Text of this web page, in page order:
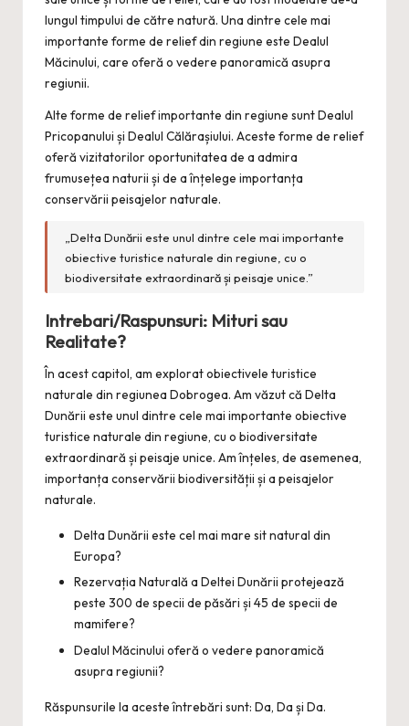
lungul timpului de către natură. Una dintre cele mai
importante forme de relief din regiune este Dealul
Măcinului, care oferă o vedere panoramică asupra
regiunii.
Alte forme de relief importante din regiune sunt Dealul
Pricopanului și Dealul Călărașiului. Aceste forme de relief
oferă vizitatorilor oportunitatea de a admira
frumusețea naturii și de a înțelege importanța
conservării peisajelor naturale.
„Delta Dunării este unul dintre cele mai importante
obiective turistice naturale din regiune, cu o
biodiversitate extraordinară și peisaje unice.”
Intrebari/Raspunsuri: Mituri sau
Realitate?
În acest capitol, am explorat obiectivele turistice
naturale din regiunea Dobrogea. Am văzut că Delta
Dunării este unul dintre cele mai importante obiective
turistice naturale din regiune, cu o biodiversitate
extraordinară și peisaje unice. Am înțeles, de asemenea,
importanța conservării biodiversității și a peisajelor
naturale.
Delta Dunării este cel mai mare sit natural din
Europa?
Rezervația Naturală a Deltei Dunării protejează
peste 300 de specii de păsări și 45 de specii de
mamifere?
Dealul Măcinului oferă o vedere panoramică
asupra regiunii?
Răspunsurile la aceste întrebări sunt: Da, Da și Da.